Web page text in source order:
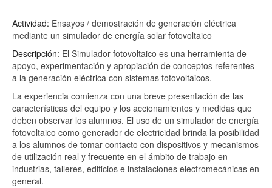
Actividad: Ensayos / demostración de generación eléctrica
mediante un simulador de energía solar fotovoltaico
Descripción: El Simulador fotovoltaico es una herramienta de
apoyo, experimentación y apropiación de conceptos referentes
a la generación eléctrica con sistemas fotovoltaicos.
La experiencia comienza con una breve presentación de las
características del equipo y los accionamientos y medidas que
deben observar los alumnos. El uso de un simulador de energía
fotovoltaico como generador de electricidad brinda la posibilidad
a los alumnos de tomar contacto con dispositivos y mecanismos
de utilización real y frecuente en el ámbito de trabajo en
industrias, talleres, edificios e instalaciones electromecánicas en
general.